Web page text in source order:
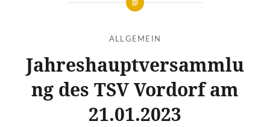
ALLGEMEIN
Jahreshauptversammlu
ng des TSV Vordorf am
21.01.2023